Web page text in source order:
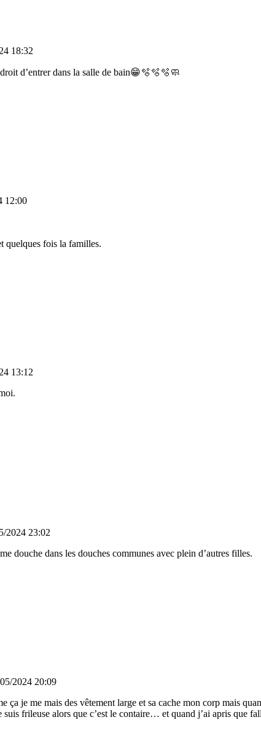
18:32
d’entrer dans la salle de bain😁🫧🫧🫧🧼
12:00
quelques fois la familles.
13:12
2024 23:02
douche dans les douches communes avec plein d’autres filles.
2024 20:09
ça je me mais des vêtement large et sa cache mon corp mais
frileuse alors que c’est le contaire… et quand j’ai apris que